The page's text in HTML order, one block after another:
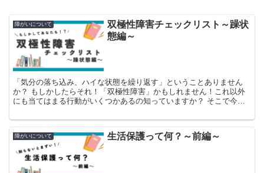
障がいについて
双極性障害チェックリスト～躁状
態編～
「気分の落ち込み、ハイな状態を繰り返す」ということありません
か？ もしかしたらそれ！「双極性障害」かもしれません！これ以外
にも当てはまる行動がいくつかあるの知っていますか？ そこで今回
障がいについて 生活保護って何？～前編～